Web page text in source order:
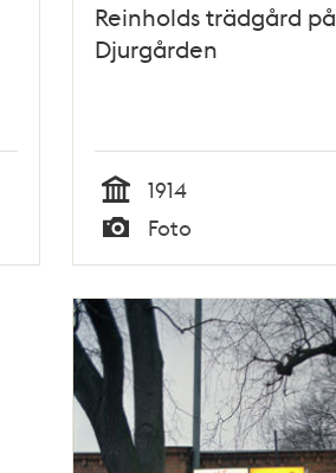
Reinholds trädgård på
Djurgården
Tid
1914
Typ
Foto